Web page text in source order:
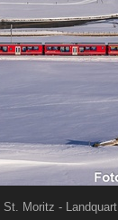
St. Moritz - Landquart